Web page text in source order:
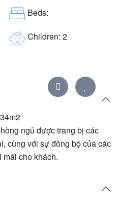
Beds:
Children: 2
ngủ được trang bị các
cùng với sự đồng bộ của các
mái cho khách.